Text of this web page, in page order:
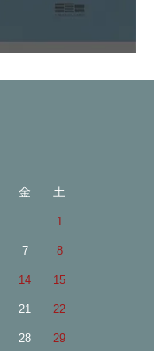
金 土
1
7 8
14 15
21 22
28 29